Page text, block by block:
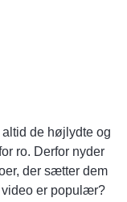
altid de højlydte og
ro. Derfor nyder
der sætter dem
video er populær?